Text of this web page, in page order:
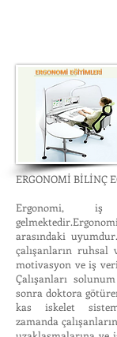
ERGONOMİ BİLİNÇ
Ergonomi, iş
arasındaki
çalışanların ruhsal
motivasyon ve iş
Çalışanları
sonra doktora
kas iskelet
zamanda